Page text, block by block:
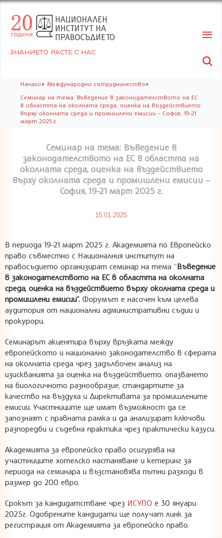
НАЦИОНАЛЕН
ИНСТИТУТ НА
ПРАВОСЪДИЕТО
ЗНАНИЕТО РАСТЕ С НАС

Начало» Международно сътрудничество»
Семинар на тема: Въведение в законодателството на ЕС
в областта на околната среда, оценка на въздействието
върху околната среда и промишлени емисии – София, 19-21
март 2025 г.
Семинар на тема: Въведение в
законодателството на ЕС в областта на
околната среда, оценка на въздействието
върху околната среда и промишлени емисии –
София, 19-21 март 2025 г.
15.01.2025
В периода 19-21 март 2025 г. Академията по Европейско
право съвместно с Националния институт на
правосъдието организират семинар на тема “Въведение
в законодателството на ЕС в областта на околната
среда, оценка на въздействието върху околната среда и
промишлени емисии”. Форумът е насочен към целева
аудитория от национални административни съдии и
прокурори.
Семинарът акцентира върху връзката между
европейското и национално законодателство в сферата
на околната среда чрез задълбочен анализ на
изискванията за оценка на въздействието, опазването
на биологичното разнообразие, стандартите за
качество на въздуха и Директивата за промишлените
емисии. Участниците ще имат възможност да се
запознаят с правната рамка и да анализират ключови
разпоредби и съдебна практика чрез практически казуси.
Академията за европейско право осигурява на
участниците хотелско настаняване и кетеринг за
периода на семинара и възстановява пътни разходи в
размер до 200 евро.
Срокът за кандидатстване чрез ИСУПО е 30 януари
2025г. Одобрените кандидати ще получат линк за
регистрация от Академията за европейско право.